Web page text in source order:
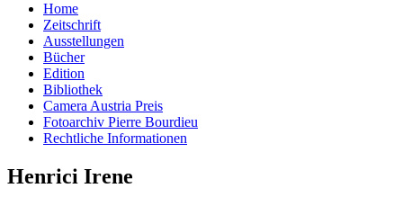
Home
Zeitschrift
Ausstellungen
Bücher
Edition
Bibliothek
Camera Austria Preis
Fotoarchiv Pierre Bourdieu
Rechtliche Informationen
Henrici Irene